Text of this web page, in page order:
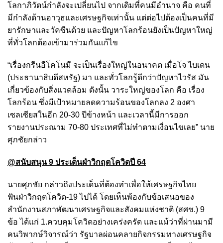
โลกาภิวัตน์กำลังจะเปลี่ยนไป จากเดิมที่คนมีอำนาจ คือ คนที่
มีกำลังด้านอาวุธและเศรษฐกิจเท่านั้น แต่ต่อไปต้องเป็นคนที่มี
ยารักษาและวัคซีนด้วย และปัญหาโลกร้อนยังเป็นปัญหาใหญ่
ที่ทั่วโลกต้องเข้ามาร่วมกันแก้ไข
“เรื่องกรีนอีโคโนมี จะเป็นเรื่องใหญ่ในอนาคต เมื่อโจ ไบเดน
(ประธานาธิบดีสหรัฐ) มา และทั่วโลกรู้ดีกว่าปัญหาไวรัส มัน
เกี่ยวข้องกับสิ่งแวดล้อม ดังนั้น วาระใหญ่ของโลก คือ เรื่อง
โลกร้อน ซึ่งมีเป้าหมายลดความร้อนของโลกลง 2 องศา
เซลเซียสในอีก 20-30 ปีข้างหน้า และเวลานี้มีการออก
รายงานประณาม 70-80 ประเทศที่ไม่ทำตามเงื่อนไขเลย” นาย
ศุภชัยกล่าว
@สนับสนุน 9 ประเด็นฝ่าวิกฤตโควิดปี 64
นายศุภชัย กล่าวถึงประเด็นที่ต้องทำเพื่อให้เศรษฐกิจไทย
ฟันฝ่าวิกฤตโควิด-19 ไปได้ โดยเห็นพ้องกับข้อเสนอของ
สำนักงานสภาพัฒนาเศรษฐกิจและสังคมแห่งชาติ (สศช.) 9
ข้อ ได้แก่ 1.ควบคุมโควิดอย่างเคร่งครัด และแม้ว่าที่ผ่านมามี
คนวิพากษ์วิจารณ์ว่า รัฐบาลผ่อนคลายกิจกรรมทางเศรษฐกิจ